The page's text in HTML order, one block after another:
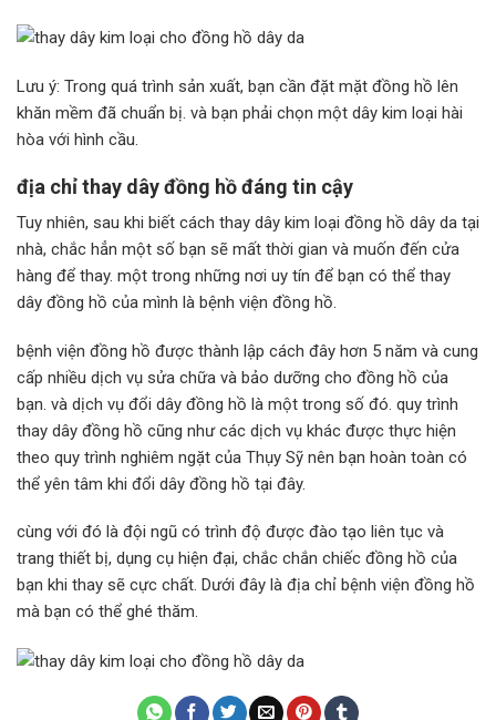
Lưu ý: Trong quá trình sản xuất, bạn cần đặt mặt đồng hồ lên
khăn mềm đã chuẩn bị. và bạn phải chọn một dây kim loại hài
hòa với hình cầu.
địa chỉ thay dây đồng hồ đáng tin cậy
Tuy nhiên, sau khi biết cách thay dây kim loại đồng hồ dây da tại
nhà, chắc hẳn một số bạn sẽ mất thời gian và muốn đến cửa
hàng để thay. một trong những nơi uy tín để bạn có thể thay
dây đồng hồ của mình là bệnh viện đồng hồ.
bệnh viện đồng hồ được thành lập cách đây hơn 5 năm và cung
cấp nhiều dịch vụ sửa chữa và bảo dưỡng cho đồng hồ của
bạn. và dịch vụ đổi dây đồng hồ là một trong số đó. quy trình
thay dây đồng hồ cũng như các dịch vụ khác được thực hiện
theo quy trình nghiêm ngặt của Thụy Sỹ nên bạn hoàn toàn có
thể yên tâm khi đổi dây đồng hồ tại đây.
cùng với đó là đội ngũ có trình độ được đào tạo liên tục và
trang thiết bị, dụng cụ hiện đại, chắc chắn chiếc đồng hồ của
bạn khi thay sẽ cực chất. Dưới đây là địa chỉ bệnh viện đồng hồ
mà bạn có thể ghé thăm.